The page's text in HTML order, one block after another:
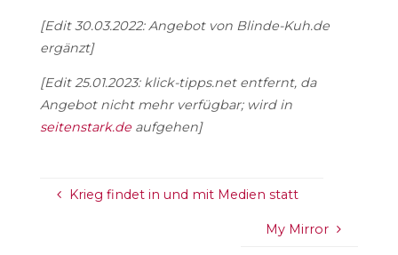
[Edit 30.03.2022: Angebot von Blinde-Kuh.de
ergänzt]
[Edit 25.01.2023: klick-tipps.net entfernt, da
Angebot nicht mehr verfügbar; wird in
seitenstark.deaufgehen]
Krieg findet in und mit Medien statt
My Mirror